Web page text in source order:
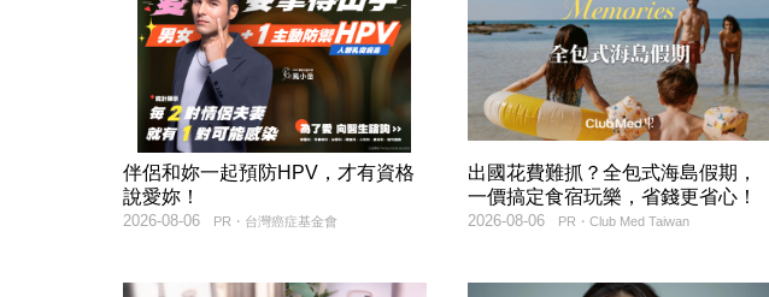
伴侶和妳一起預防HPV，才有資格
說愛妳！
PR・台灣癌症基金會
2026-08-06
出國花費難抓？全包式海島假期，
一價搞定食宿玩樂，省錢更省心！
PR・Club Med Taiwan
2026-08-06